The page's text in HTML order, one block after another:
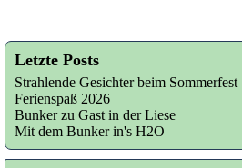
Letzte Posts
Strahlende Gesichter beim Sommerfest
Ferienspaß 2026
Bunker zu Gast in der Liese
Mit dem Bunker in's H2O